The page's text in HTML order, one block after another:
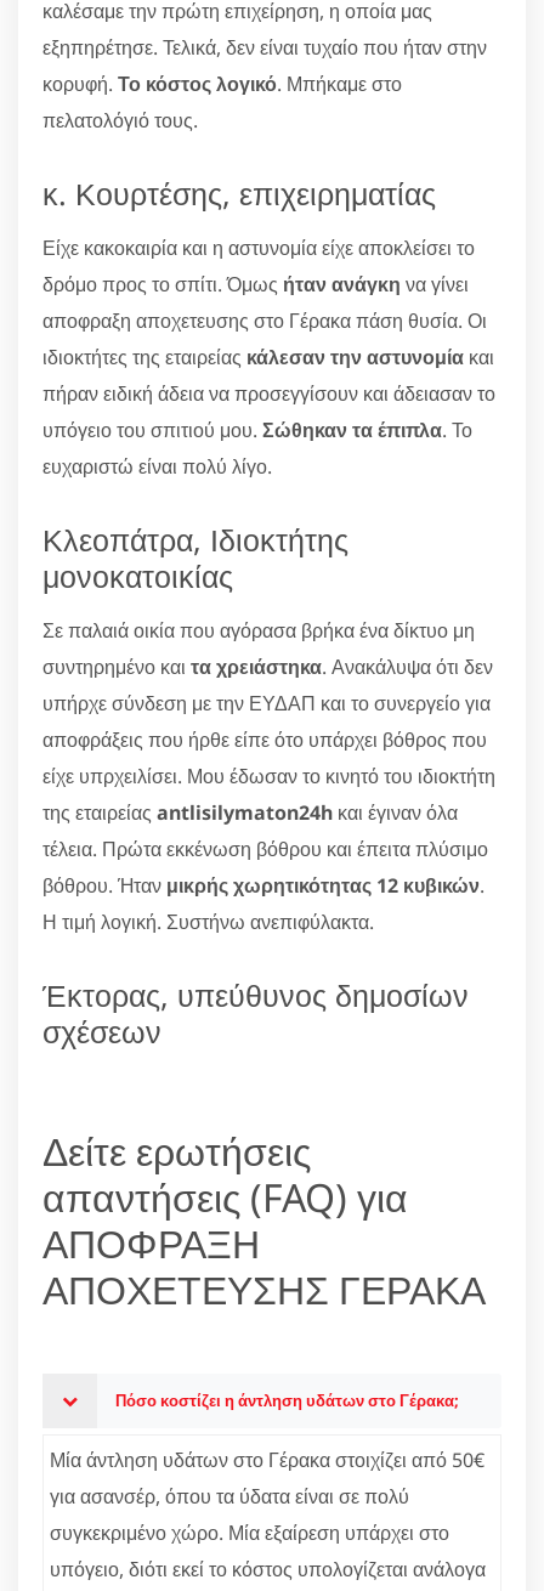
καλέσαμε την πρώτη επιχείρηση, η οποία μας
εξηπηρέτησε. Τελικά, δεν είναι τυχαίο που ήταν στην
κορυφή. Το κόστος λογικό. Μπήκαμε στο
πελατολόγιό τους.
κ. Κουρτέσης, επιχειρηματίας
Είχε κακοκαιρία και η αστυνομία είχε αποκλείσει το
δρόμο προς το σπίτι. Όμως ήταν ανάγκη να γίνει
αποφραξη αποχετευσης στο Γέρακα πάση θυσία. Οι
ιδιοκτήτες της εταιρείας κάλεσαν την αστυνομία και
πήραν ειδική άδεια να προσεγγίσουν και άδειασαν το
υπόγειο του σπιτιού μου. Σώθηκαν τα έπιπλα. Το
ευχαριστώ είναι πολύ λίγο.
Κλεοπάτρα, Ιδιοκτήτης
μονοκατοικίας
Σε παλαιά οικία που αγόρασα βρήκα ένα δίκτυο μη
συντηρημένο και τα χρειάστηκα. Ανακάλυψα ότι δεν
υπήρχε σύνδεση με την ΕΥΔΑΠ και το συνεργείο για
αποφράξεις που ήρθε είπε ότο υπάρχει βόθρος που
είχε υπρχειλίσει. Μου έδωσαν το κινητό του ιδιοκτήτη
της εταιρείας antlisilymaton24h και έγιναν όλα
τέλεια. Πρώτα εκκένωση βόθρου και έπειτα πλύσιμο
βόθρου. Ήταν μικρής χωρητικότητας 12 κυβικών.
Η τιμή λογική. Συστήνω ανεπιφύλακτα.
Έκτορας, υπεύθυνος δημοσίων
σχέσεων
Δείτε ερωτήσεις
απαντήσεις (FAQ) για
ΑΠΟΦΡΑΞΗ
ΑΠΟΧΕΤΕΥΣΗΣ ΓΕΡΑΚΑ
Πόσο κοστίζει η άντληση υδάτων στο Γέρακα;
Μία άντληση υδάτων στο Γέρακα στοιχίζει από 50€
για ασανσέρ, όπου τα ύδατα είναι σε πολύ
συγκεκριμένο χώρο. Μία εξαίρεση υπάρχει στο
υπόγειο, διότι εκεί το κόστος υπολογίζεται ανάλογα